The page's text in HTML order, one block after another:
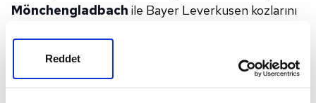
Reddet
Mönchengladbach ile Bayer Leverkusen kozlarını
ve arama motorlarında araştırılıyor. Peki,
Mönchengladbach - Bayer Leverkusen maçı ne
zaman, saat kaçta? Hangi kanalda canlı